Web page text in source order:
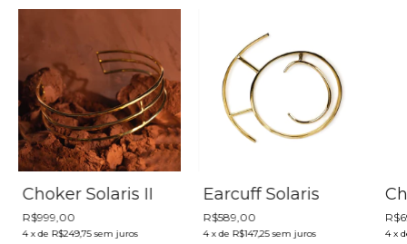
Choker Solaris II
R$999,00
4 xde R$249,75 sem juros
Earcuff Solaris
R$589,00
4 xdeR$147,25 sem juros 4 x